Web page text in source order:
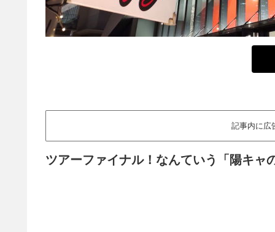
記事内に広
ツアーファイナル！なんていう「陽キャ